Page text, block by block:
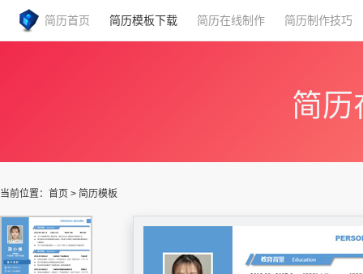
简历首页 简历模板下载 简历在线制作 简历制作技巧
简历
当前位置： 首页 > 简历模板